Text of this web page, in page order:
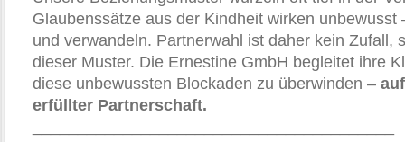
Glaubenssätze aus der Kindheit wirken unbewusst
und verwandeln. Partnerwahl ist daher kein Zufall,
dieser Muster. Die Ernestine GmbH begleitet ihre
diese unbewussten Blockaden zu überwinden –
erfüllter Partnerschaft.